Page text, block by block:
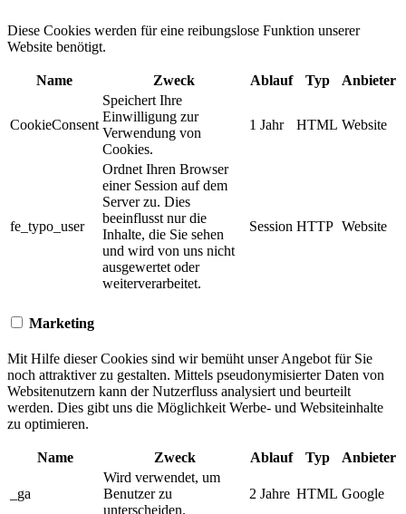
Diese Cookies werden für eine reibungslose Funktion unserer
Website benötigt.
Name Zweck Ablauf Typ Anbieter
CookieConsent
Speichert Ihre
Einwilligung zur
Verwendung von
Cookies.
1 Jahr HTML Website
fe_typo_user
Ordnet Ihren Browser
einer Session auf dem
Server zu. Dies
beeinflusst nur die
Inhalte, die Sie sehen
und wird von uns nicht
ausgewertet oder
weiterverarbeitet.
Session HTTP Website
Marketing
Mit Hilfe dieser Cookies sind wir bemüht unser Angebot für Sie
noch attraktiver zu gestalten. Mittels pseudonymisierter Daten von
Websitenutzern kann der Nutzerfluss analysiert und beurteilt
werden. Dies gibt uns die Möglichkeit Werbe- und Websiteinhalte
zu optimieren.
Name Zweck Ablauf Typ Anbieter
_ga
Wird verwendet, um
Benutzer zu
unterscheiden.
2 Jahre HTML Google